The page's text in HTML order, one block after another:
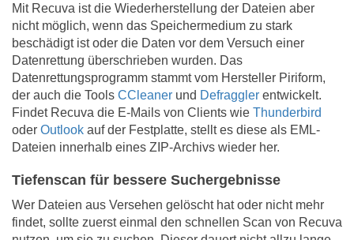
Mit Recuva ist die Wiederherstellung der Dateien aber
nicht möglich, wenn das Speichermedium zu stark
beschädigt ist oder die Daten vor dem Versuch einer
Datenrettung überschrieben wurden. Das
Datenrettungsprogramm stammt vom Hersteller Piriform,
der auch die Tools CCleaner und Defraggler entwickelt.
Findet Recuva die E-Mails von Clients wie Thunderbird
oder Outlook auf der Festplatte, stellt es diese als EML-
Dateien innerhalb eines ZIP-Archivs wieder her.
Tiefenscan für bessere Suchergebnisse
Wer Dateien aus Versehen gelöscht hat oder nicht mehr
findet, sollte zuerst einmal den schnellen Scan von Recuva